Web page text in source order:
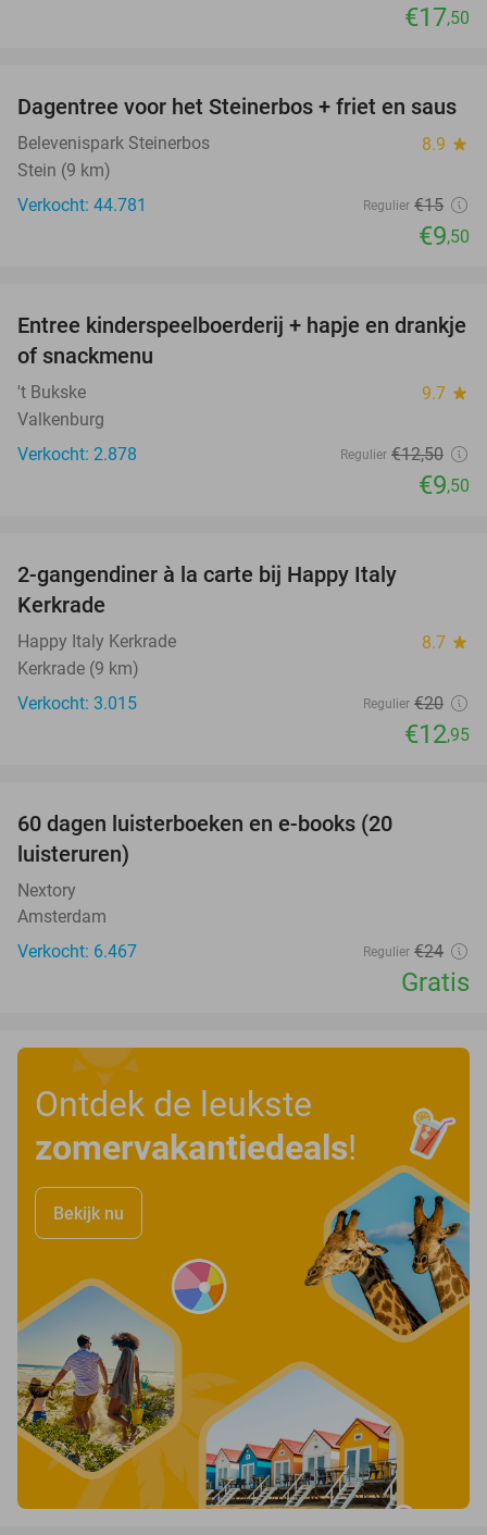
€17,50
37%
Dagentree voor het Steinerbos + friet en saus
Belevenispark Steinerbos 8.9 star
Stein (9 km)
Verkocht: 44.781
Regulier €15
€9,50
24%
Entree kinderspeelboerderij + hapje en drankje
of snackmenu
't Bukske 9.7 star
Valkenburg
Verkocht: 2.878
Regulier €12,50
€9,50
2-gangendiner à la carte bij Happy Italy
Kerkrade
Happy Italy Kerkrade 8.7 star
Kerkrade (9 km)
Verkocht: 3.015
Regulier €20
€12,95
60 dagen luisterboeken en e-books (20
luisteruren)
Nextory
Amsterdam
Verkocht: 6.467
Regulier €24
Gratis
Ontdek de leukste
zomervakantiedeals!
Bekijk nu